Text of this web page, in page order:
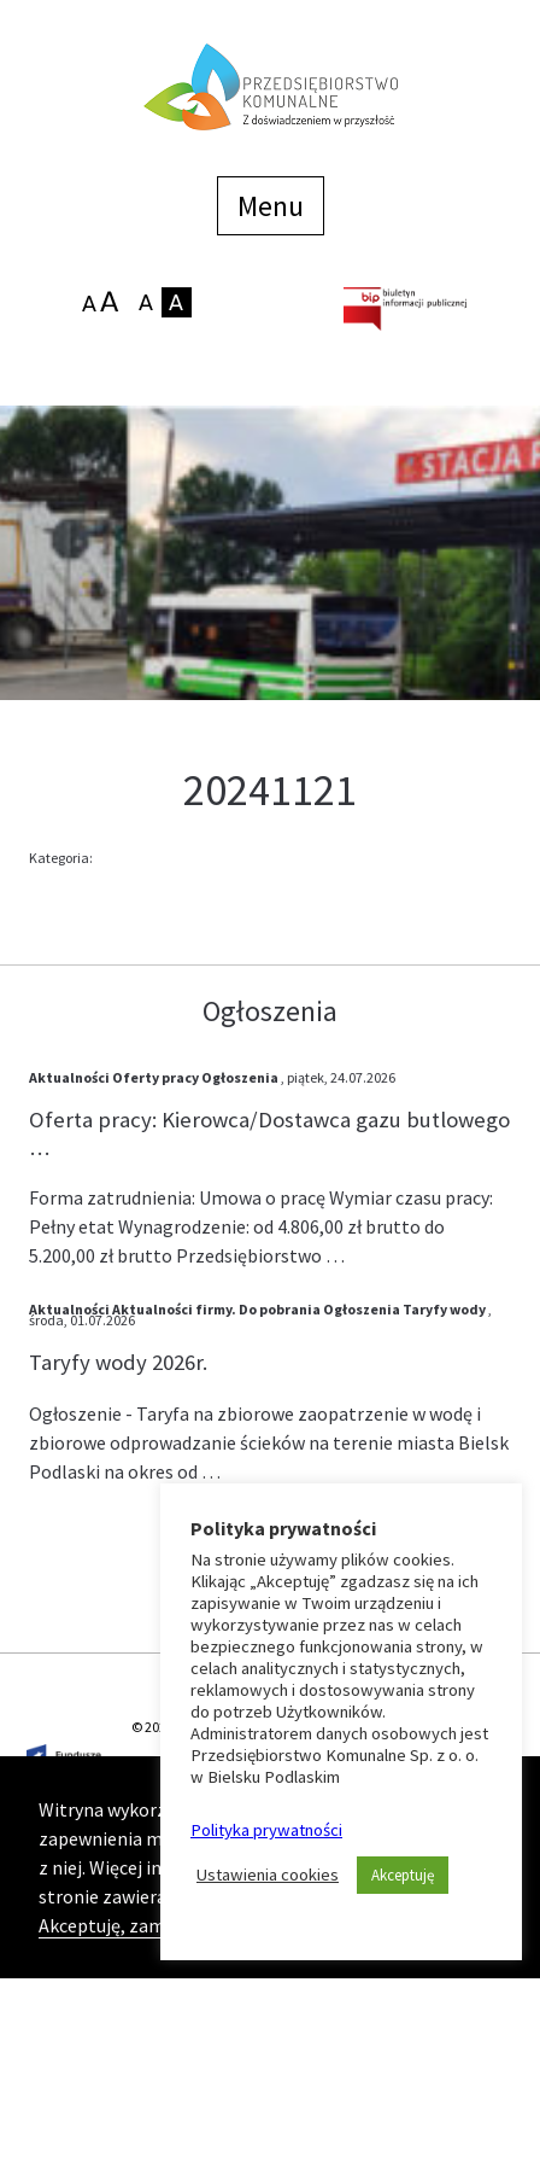
Menu
Zakłady
Podaj stan wodomierza
Kontakt
Oferta
20241121
Kategoria:
Ogłoszenia
Aktualności Oferty pracy Ogłoszenia , piątek, 24.07.2026
Oferta pracy: Kierowca/Dostawca gazu butlowego
…
Forma zatrudnienia: Umowa o pracę Wymiar czasu pracy:
Pełny etat Wynagrodzenie: od 4.806,00 zł brutto do
5.200,00 zł brutto Przedsiębiorstwo …
Aktualności Aktualności firmy. Do pobrania Ogłoszenia Taryfy wody,
środa, 01.07.2026
Taryfy wody 2026r.
Ogłoszenie - Taryfa na zbiorowe zaopatrzenie w wodę i
zbiorowe odprowadzanie ścieków na terenie miasta Bielsk
Podlaski na okres od …
⏶
Wróć
do
początku
strony
© 2026 T-Matic Grupa Computer Plus Sp. z o.o.
Witryna wykorzystuje ciasteczka (cookies) w celu
zapewnienia maksymalnej wygody podczas korzystania
z niej. Więcej informacji na ten temat znajduje się na
stronie zawierającej naszą
Politykę prywatności
Akceptuję, zamknij komunikat
Polityka prywatności
Na stronie używamy plików cookies.
Klikając „Akceptuję” zgadzasz się na ich
zapisywanie w Twoim urządzeniu i
wykorzystywanie przez nas w celach
bezpiecznego funkcjonowania strony, w
celach analitycznych i statystycznych,
reklamowych i dostosowywania strony
do potrzeb Użytkowników.
Administratorem danych osobowych jest
Przedsiębiorstwo Komunalne Sp. z o. o.
w Bielsku Podlaskim
Polityka prywatności
Ustawienia cookies Akceptuję